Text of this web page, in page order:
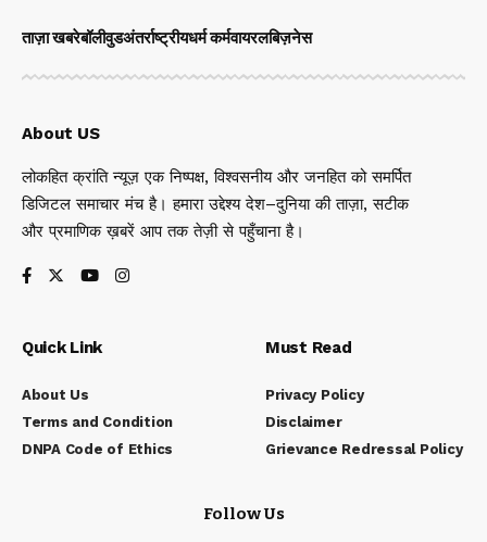
ताज़ा खबरेबॉलीवुडअंतर्राष्ट्रीयधर्म कर्मवायरलबिज़नेस
About US
लोकहित क्रांति न्यूज़ एक निष्पक्ष, विश्वसनीय और जनहित को समर्पित
डिजिटल समाचार मंच है। हमारा उद्देश्य देश–दुनिया की ताज़ा, सटीक
और प्रमाणिक ख़बरें आप तक तेज़ी से पहुँचाना है।
Quick Link
About Us
Terms and Condition
DNPA Code of Ethics
Must Read
Privacy Policy
Disclaimer
Grievance Redressal Policy
Follow Us